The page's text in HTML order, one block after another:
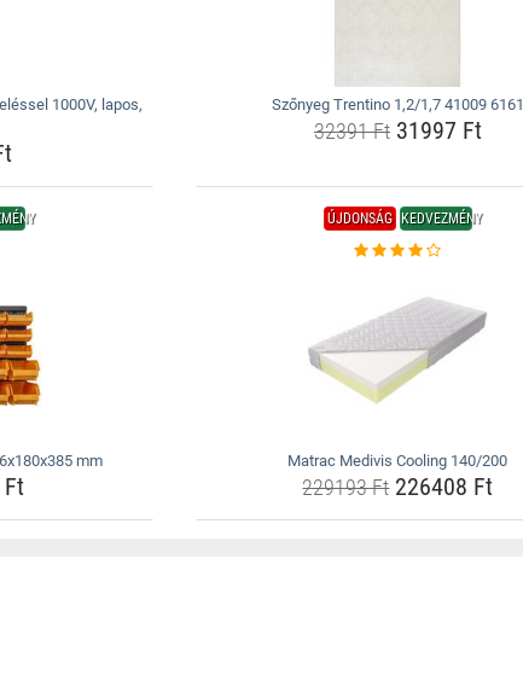
1000V, lapos,
Szőnyeg Trentino 1,2/1,7 41009 6161
32391 Ft31997 Ft
mm
ÚJDONSÁG KEDVEZMÉNY
Matrac Medivis Cooling 140/200
229193 Ft226408 Ft